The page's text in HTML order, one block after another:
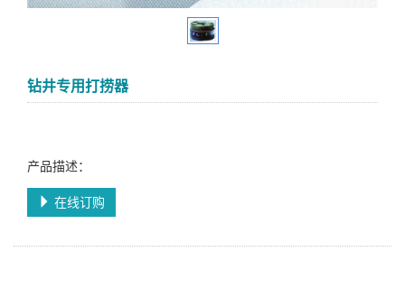
钻井专用打捞器
产品描述：
在线订购